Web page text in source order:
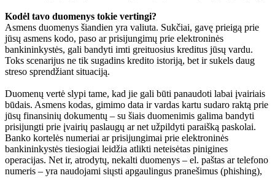
Kodėl tavo duomenys tokie vertingi?
Asmens duomenys šiandien yra valiuta. Sukčiai, gavę prieigą prie
jūsų asmens kodo, paso ar prisijungimų prie elektroninės
bankininkystės, gali bandyti imti greituosius kreditus jūsų vardu.
Toks scenarijus ne tik sugadins kredito istoriją, bet ir sukels daug
streso sprendžiant situaciją.
Duomenų vertė slypi tame, kad jie gali būti panaudoti labai įvairiais
būdais. Asmens kodas, gimimo data ir vardas kartu sudaro raktą prie
jūsų finansinių dokumentų – su šiais duomenimis galima bandyti
prisijungti prie įvairių paslaugų ar net užpildyti paraišką paskolai.
Banko kortelės numeriai ar prisijungimai prie elektroninės
bankininkystės tiesiogiai leidžia atlikti neteisėtas pinigines
operacijas. Net ir, atrodytų, nekalti duomenys – el. paštas ar telefono
numeris – yra naudojami siųsti apgaulingus pranešimus (phishing),